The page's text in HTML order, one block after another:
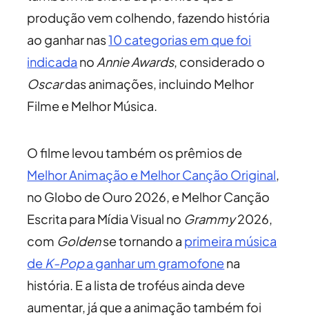
produção vem colhendo, fazendo história
ao ganhar nas10 categorias em que foi
indicada no Annie Awards, considerado o
Oscardas animações, incluindo Melhor
Filme e Melhor Música.
O filme levou também os prêmios de
Melhor Animação e Melhor Canção Original,
no Globo de Ouro 2026, e Melhor Canção
Escrita para Mídia Visual no Grammy2026,
com Goldense tornando a primeira música
de K-Popa ganhar um gramofonena
história. E a lista de troféus ainda deve
aumentar, já que a animação também foi